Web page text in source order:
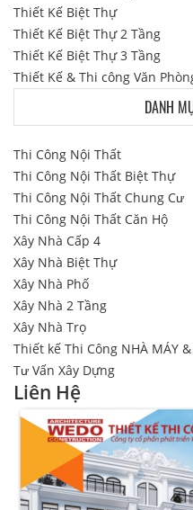
Thiết Kế Biệt Thự
Thiết Kế Biệt Thự 2 Tầng
Thiết Kế Biệt Thự 3 Tầng
Thiết Kế & Thi công Văn
DANH
Thi Công Nội Thất
Thi Công Nội Thất Biệt Thự
Thi Công Nội Thất Chung Cư
Thi Công Nội Thất Căn Hộ
Xây Nhà Cấp 4
Xây Nhà Biệt Thự
Xây Nhà Phố
Xây Nhà 2 Tầng
Xây Nhà Trọ
Thiết kế Thi Công NHÀ MÁY
Tư Vấn Xây Dựng
Liên Hệ